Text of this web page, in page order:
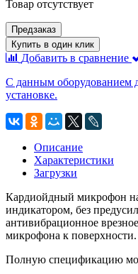
Товар отсутствует
Предзаказ
Купить в один клик
Добавить в сравнение
С данным оборудованием
установке.
Описание
Характеристики
Загрузки
Кардиойдный микрофон
индикатором, без
антивибрационное
микрофона к поверхности.
Полную спецификацию